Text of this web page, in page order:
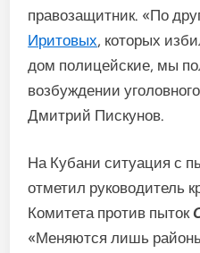
правозащитник. «По
Иритовых, которых
дом полицейские, мы
возбуждении
Дмитрий Пискунов.
На Кубани ситуация с
отметил руководитель
Комитета против пыток
«Меняются лишь